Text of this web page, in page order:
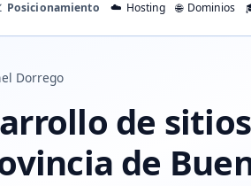
Posicionamiento ☁️ Hosting 🌐 Dominios
Dorrego
de
de